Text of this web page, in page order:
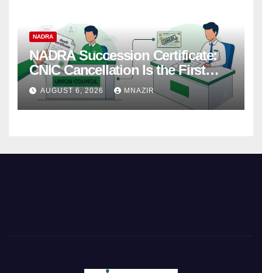
NADRA
NADRA Succession Certificate:
CNIC Cancellation Is the First
Step
AUGUST 6, 2026 MNAZIR